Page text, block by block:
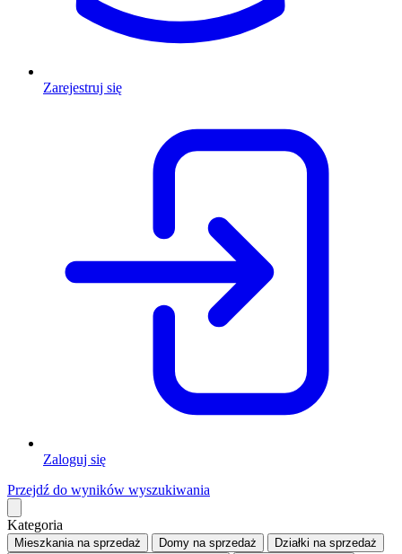
Zarejestruj się
Zaloguj się
Przejdź do wyników wyszukiwania
Kategoria
Mieszkaniana sprzedaż Domy na sprzedaż Działki na sprzedaż